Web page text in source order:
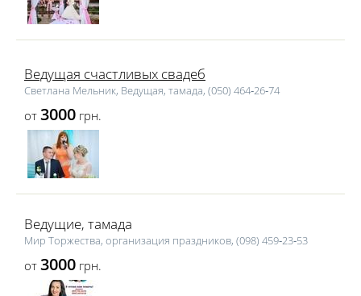
Ведущая счастливых свадеб
Светлана Мельник, Ведущая, тамада, (050) 464‑26‑74
от 3000 грн.
Ведущие, тамада
Мир Торжества, организация праздников, (098) 459‑23‑53
от 3000 грн.